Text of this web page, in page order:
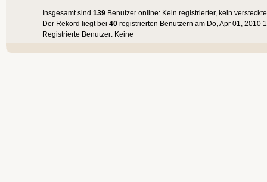
Insgesamt sind 139 Benutzer online: Kein registrierter, kein
Der Rekord liegt bei 40 registrierten Benutzern am Do, Apr 01, 2010
Registrierte Benutzer: Keine